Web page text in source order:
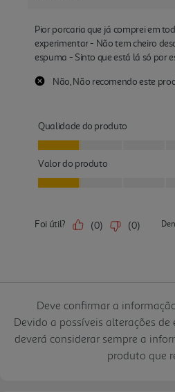
Deve confirmar a
Devido a possíveis alterações
deverá considerar sempre a
produto que